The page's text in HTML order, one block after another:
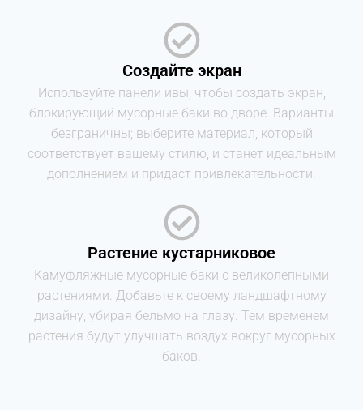
Создайте экран
Используйте панели ивы, чтобы создать экран,
блокирующий мусорные баки во дворе. Варианты
безграничны; выберите материал, который
соответствует вашему стилю, и станет идеальным
дополнением и придаст привлекательности.
Растение кустарниковое
Камуфляжные мусорные баки с великолепными
растениями. Добавьте к своему ландшафтному
дизайну, убирая бельмо на глазу. Тем временем
растения будут улучшать воздух вокруг мусорных
баков.